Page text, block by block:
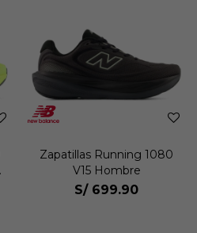
Zapatillas Running 1080
V15 Hombre
S/ 699.90